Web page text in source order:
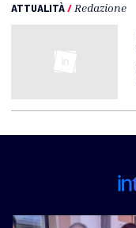
ATTUALITÀ/ Redazione